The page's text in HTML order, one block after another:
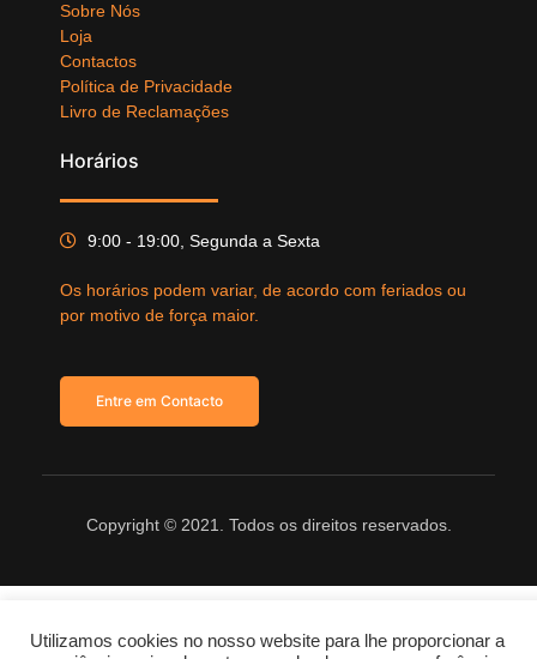
Sobre Nós
Loja
Contactos
Política de Privacidade
Livro de Reclamações
Horários
9:00 - 19:00, Segunda a Sexta
Os horários podem variar, de acordo com feriados ou
por motivo de força maior.
Entre em Contacto
Copyright © 2021. Todos os direitos reservados.
Utilizamos cookies no nosso website para lhe proporcionar a